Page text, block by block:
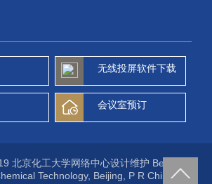
无线投屏软件下载
会议室预订
北京化工大学网络中心设计维护 Beijing
Technology, Beijing, P R China